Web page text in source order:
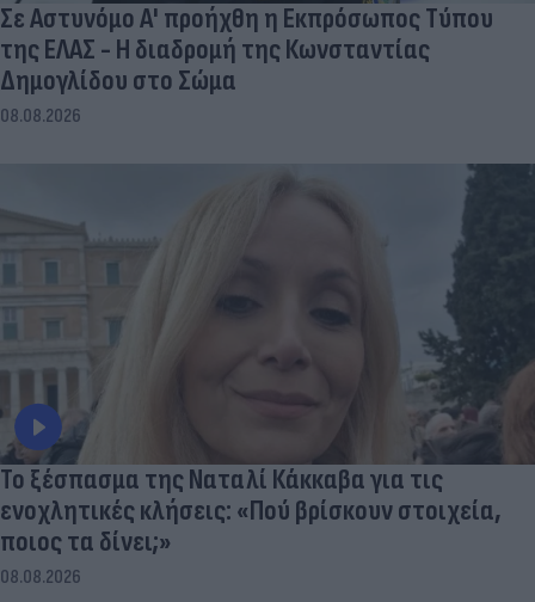
Σε Αστυνόμο Α' προήχθη η Εκπρόσωπος Τύπου
της ΕΛΑΣ - Η διαδρομή της Κωνσταντίας
Δημογλίδου στο Σώμα
08.08.2026
Το ξέσπασμα της Ναταλί Κάκκαβα για τις
ενοχλητικές κλήσεις: «Πού βρίσκουν στοιχεία,
ποιος τα δίνει;»
08.08.2026